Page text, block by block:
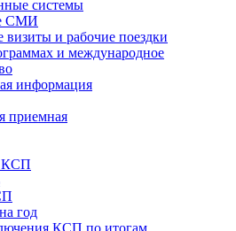
системы
СМИ
и рабочие поездки
и международное
информация
приемная
КСП
год
КСП по итогам